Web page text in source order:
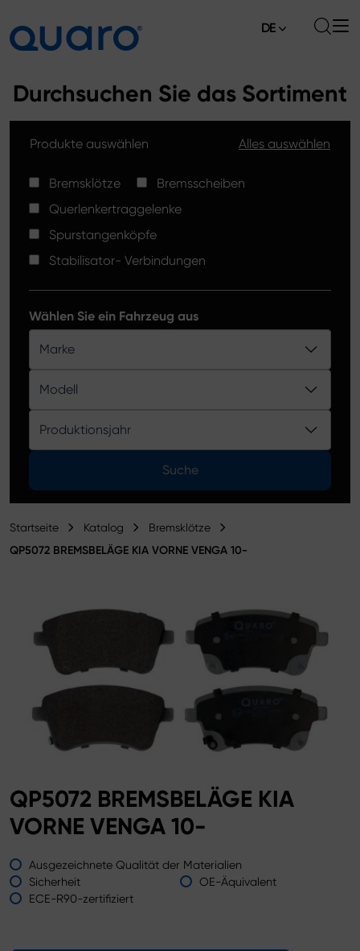
Bremsklötze
Bremsscheiben High Carbon
Spurstangenköpfe
Bremsklötze Silver Ceramic
Produktkatalog
Aktuelles
Verkaufsstellen
Kontakt
DE
Durchsuchen Sie das Sortiment
Produkte auswählen Alles auswählen
Bremsklötze
Bremsscheiben
Querlenkertraggelenke
Spurstangenköpfe
Stabilisator- Verbindungen
Wählen Sie ein Fahrzeug aus
Marke
Modell
Produktionsjahr
Suche
Startseite Katalog Bremsklötze
QP5072 BREMSBELÄGE KIA VORNE VENGA 10-
QP5072 BREMSBELÄGE KIA
VORNE VENGA 10-
Ausgezeichnete Qualität der Materialien
Sicherheit
OE-Äquivalent
ECE-R90-zertifiziert